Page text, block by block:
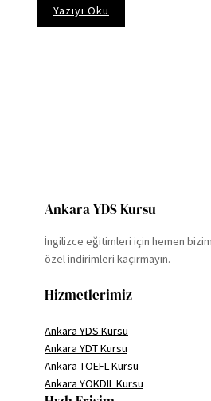
Yazıyı Oku
Kızılay
Ankara YDS Kursu
İngilizce eğitimleri için hemen
özel indirimleri kaçırmayın.
Hizmetlerimiz
Ankara YDS Kursu
Ankara YDT Kursu
Ankara TOEFL Kursu
Ankara YÖKDİL Kursu